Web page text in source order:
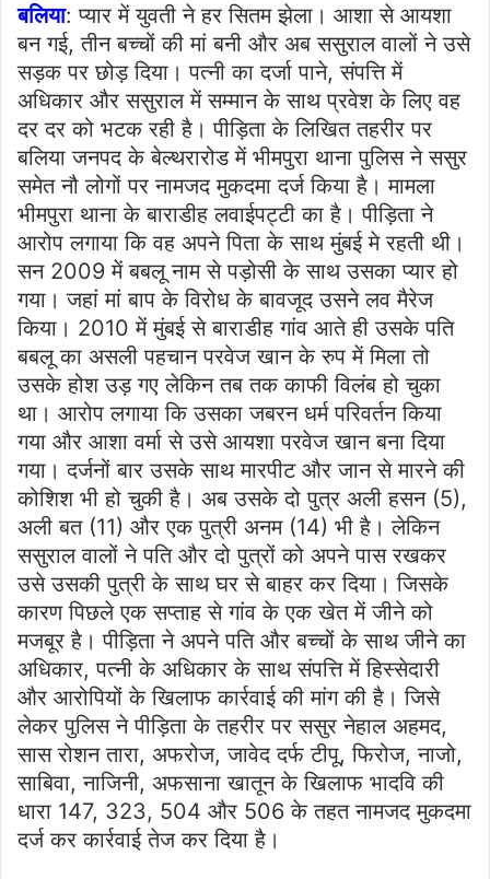
बलिया: प्यार में युवती ने हर सितम झेला। आशा से आयशा
बन गई, तीन बच्चों की मां बनी और अब ससुराल वालों ने उसे
सड़क पर छोड़ दिया। पत्नी का दर्जा पाने, संपत्ति में
अधिकार और ससुराल में सम्मान के साथ प्रवेश के लिए वह
दर दर को भटक रही है। पीड़िता के लिखित तहरीर पर
बलिया जनपद के बेल्थरारोड में भीमपुरा थाना पुलिस ने ससुर
समेत नौ लोगों पर नामजद मुकदमा दर्ज किया है। मामला
भीमपुरा थाना के बाराडीह लवाईपट्टी का है। पीड़िता ने
आरोप लगाया कि वह अपने पिता के साथ मुंबई मे रहती थी।
सन 2009 में बबलू नाम से पड़ोसी के साथ उसका प्यार हो
गया। जहां मां बाप के विरोध के बावजूद उसने लव मैरेज
किया। 2010 में मुंबई से बाराडीह गांव आते ही उसके पति
बबलू का असली पहचान परवेज खान के रुप में मिला तो
उसके होश उड़ गए लेकिन तब तक काफी विलंब हो चुका
था। आरोप लगाया कि उसका जबरन धर्म परिवर्तन किया
गया और आशा वर्मा से उसे आयशा परवेज खान बना दिया
गया। दर्जनों बार उसके साथ मारपीट और जान से मारने की
कोशिश भी हो चुकी है। अब उसके दो पुत्र अली हसन (5),
अली बत (11) और एक पुत्री अनम (14) भी है। लेकिन
ससुराल वालों ने पति और दो पुत्रों को अपने पास रखकर
उसे उसकी पुत्री के साथ घर से बाहर कर दिया। जिसके
कारण पिछले एक सप्ताह से गांव के एक खेत में जीने को
मजबूर है। पीड़िता ने अपने पति और बच्चों के साथ जीने का
अधिकार, पत्नी के अधिकार के साथ संपत्ति में हिस्सेदारी
और आरोपियों के खिलाफ कार्रवाई की मांग की है। जिसे
लेकर पुलिस ने पीड़िता के तहरीर पर ससुर नेहाल अहमद,
सास रोशन तारा, अफरोज, जावेद दर्फ टीपू, फिरोज, नाजो,
साबिवा, नाजिनी, अफसाना खातून के खिलाफ भादवि की
धारा 147, 323, 504 और 506 के तहत नामजद मुकदमा
दर्ज कर कार्रवाई तेज कर दिया है।